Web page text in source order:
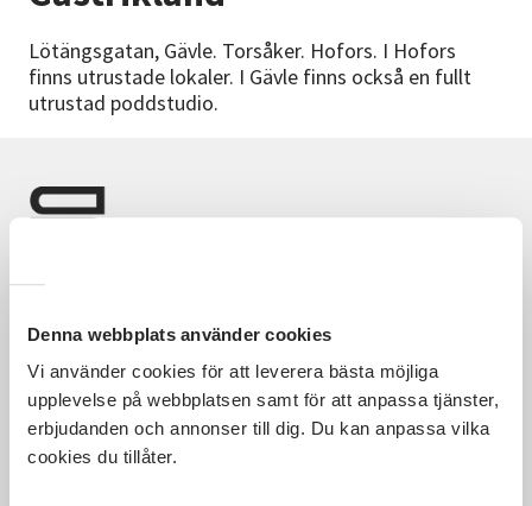
Denna webbplats använder cookies
Vi använder cookies för att leverera bästa möjliga
upplevelse på webbplatsen samt för att anpassa tjänster,
erbjudanden och annonser till dig. Du kan anpassa vilka
cookies du tillåter.
Nyheter
Avdelningar
Lyssna
Lötängsgatan, Gävle. Torsåker. Hofors. I Hofors
finns utrustade lokaler. I Gävle finns också en fullt
utrustad poddstudio.
Hela Sveriges studieförbund - Vi är en central
samhällsaktör som bidrar till demokrati och
delaktighet, positiv och hållbar utveckling för
människor, miljö och samhällen.